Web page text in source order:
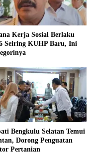
Kerja Sosial Berlaku
Seiring KUHP Baru, Ini
Bengkulu Selatan Temui
Dorong Penguatan
Pertanian